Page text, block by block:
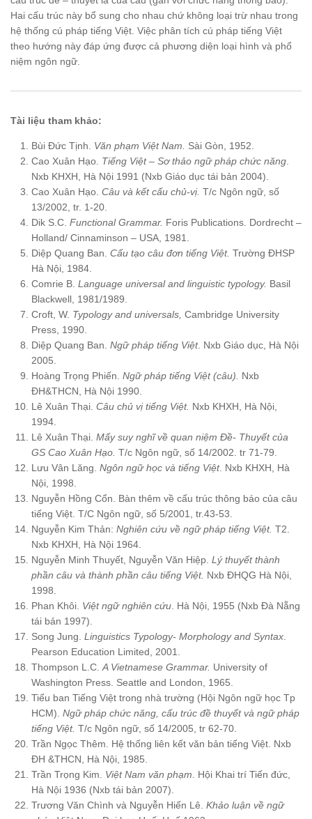
Hai cấu trúc này bổ sung cho nhau chứ không loại trừ nhau trong
hệ thống cú pháp tiếng Việt. Việc phân tích cú pháp tiếng Việt
theo hướng này đáp ứng được cả phương diện loại hình và phổ
niệm ngôn ngữ.
Tài liệu tham khảo:
Bùi Đức Tịnh. Văn phạm Việt Nam.
Sài Gòn, 1952.
Cao Xuân Hạo. Tiếng Việt – Sơ thảo ngữ pháp chức năng
Nxb KHXH, Hà Nội 1991 (Nxb Giáo dục tái bản 2004).
Cao Xuân Hạo. Câu và kết cấu chủ-vị. T/c Ngôn ngữ, số
13/2002, tr. 1-20.
Dik S.C. Functional Grammar. Foris Publications. Dordrecht –
Holland/ Cinnaminson – USA, 1981.
Diệp Quang Ban. Cấu tạo câu đơn tiếng Việt. Trường ĐHSP
Hà Nội, 1984.
Comrie B. Language universal and linguistic typology. Basil
Blackwell, 1981/1989.
Croft, W. Typology and universals, Cambridge University
Press, 1990.
Diệp Quang Ban. Ngữ pháp tiếng Việt. Nxb Giáo dục, Hà Nội
2005.
Hoàng Trọng Phiến. Ngữ pháp tiếng Việt (câu).
Nxb
ĐH&THCN, Hà Nội 1990.
Lê Xuân Thại. Câu chủ vị tiếng Việt. Nxb KHXH, Hà Nội,
1994.
Lê Xuân Thại. Mấy suy nghĩ về quan niệm Đề- Thuyết của
GS Cao Xuân Hạo. T/c Ngôn ngữ, số 14/2002. tr 71-79.
Lưu Vân Lăng. Ngôn ngữ học và tiếng Việt. Nxb KHXH, Hà
Nội, 1998.
Nguyễn Hồng Cổn. Bàn thêm về cấu trúc thông báo của câu
tiếng Việt. T/C Ngôn ngữ, số 5/2001, tr.43-53.
Nguyễn Kim Thản: Nghiên cứu về ngữ pháp tiếng Việt. T2.
Nxb KHXH, Hà Nội 1964.
Nguyễn Minh Thuyết, Nguyễn Văn Hiệp. Lý thuyết thành
phần câu và thành phần câu tiếng Việt. Nxb ĐHQG Hà Nội,
1998.
Phan Khôi. Việt ngữ nghiên cứu . Hà Nội, 1955 (Nxb Đà Nẵng
tái bản 1997).
Song Jung. Linguistics Typology- Morphology and Syntax
Pearson Education Limited, 2001.
Thompson L.C. A Vietnamese Grammar. University of
Washington Press. Seattle and London, 1965.
Tiểu ban Tiếng Việt trong nhà trường (Hội Ngôn ngữ học Tp
HCM). Ngữ pháp chức năng, cấu trúc đề thuyết và ngữ pháp
tiếng Việt. T/c Ngôn ngữ, số 14/2005, tr 62-70.
Trần Ngọc Thêm. Hệ thống liên kết văn bản tiếng Việt. Nxb
ĐH &THCN, Hà Nội, 1985.
Trần Trọng Kim. Việt Nam văn phạm . Hội Khai trí Tiến đức,
Hà Nội 1936 (Nxb tái bản 2007).
Trương Văn Chình và Nguyễn Hiến Lê. Khảo luận về ngữ